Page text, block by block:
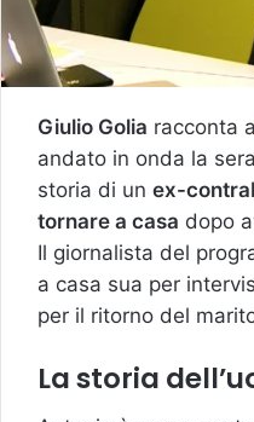
Giulio Golia racconta a
andato in onda la
storia di un ex-
tornare a casa dopo
Il giornalista del
a casa sua per
per il ritorno del
La storia